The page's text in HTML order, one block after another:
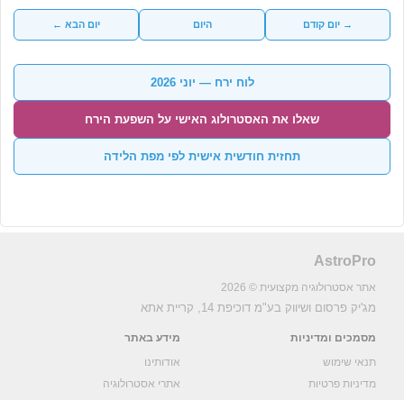
→ יום קודם היום יום הבא ←
לוח ירח — יוני 2026
שאלו את האסטרולוג האישי על השפעת הירח
תחזית חודשית אישית לפי מפת הלידה
AstroPro
אתר אסטרולוגיה מקצועית © 2026
מג'יק פרסום ושיווק בע"מ דוכיפת 14, קריית אתא
מסמכים ומדיניות
תנאי שימוש
מדיניות פרטיות
מידע באתר
אודותינו
אתרי אסטרולוגיה